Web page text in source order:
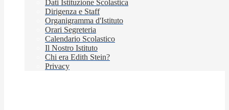
Dati Istituzione Scolastica
Dirigenza e Staff
Organigramma d'Istituto
Orari Segreteria
Calendario Scolastico
Il Nostro Istituto
Chi era Edith Stein?
Privacy